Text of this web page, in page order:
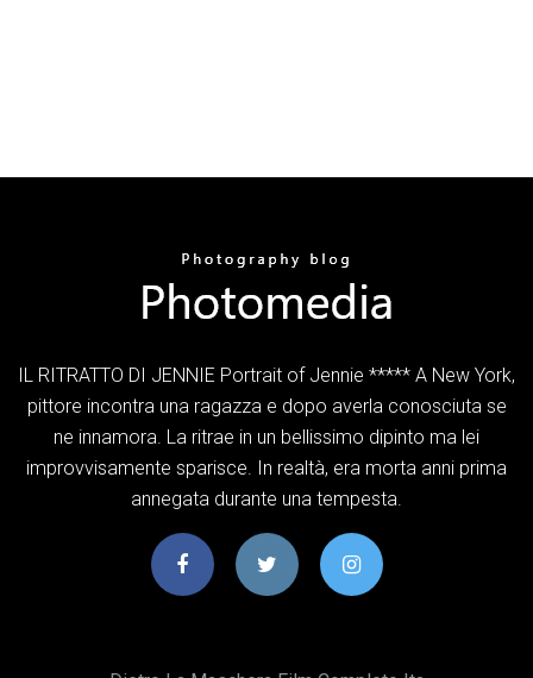
IL RITRATTO DI JENNIE Portrait of Jennie ***** A New York,
pittore incontra una ragazza e dopo averla conosciuta se
ne innamora. La ritrae in un bellissimo dipinto ma lei
improvvisamente sparisce. In realtà, era morta anni prima
annegata durante una tempesta.